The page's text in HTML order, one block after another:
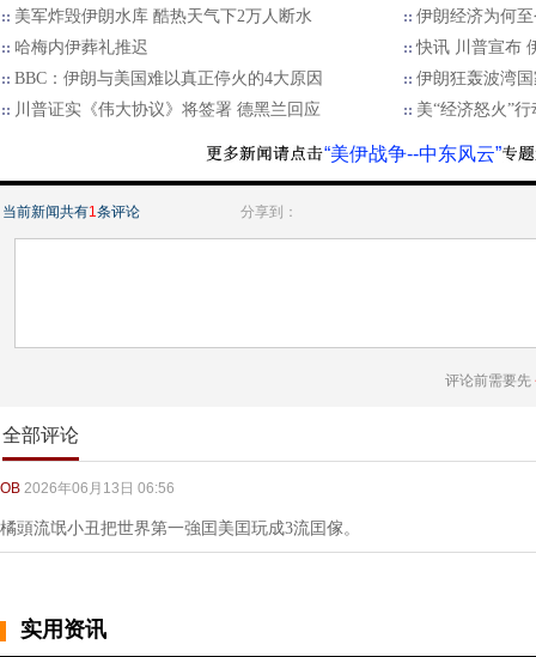
美军炸毁伊朗水库 酷热天气下2万人断水
伊朗经济为何
哈梅内伊葬礼推迟
快讯 川普宣布
BBC：伊朗与美国难以真正停火的4大原因
伊朗狂轰波湾
川普证实《伟大协议》将签署 德黑兰回应
美“经济怒火”
“美伊战争--中东风云”
当前新闻共有1条评论 分享到：
评论前需要先
全部评论
OB 2026年06月13日 06:56
橘頭流氓小丑把世界第一強囯美囯玩成3流囯傢。
实用资讯